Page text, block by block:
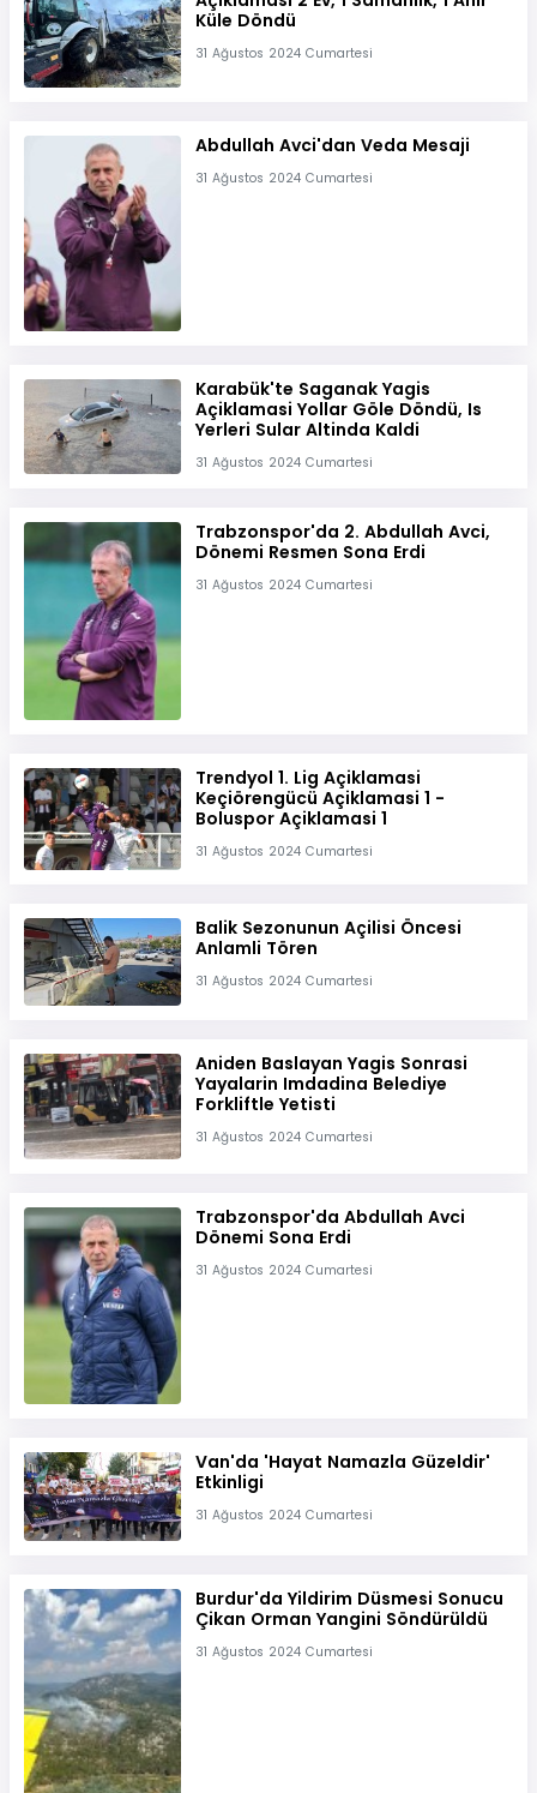
Küle Döndü
31 Ağustos 2024 Cumartesi
Abdullah Avci'dan Veda Mesaji
31 Ağustos 2024 Cumartesi
Karabük'te Saganak Yagis
Açiklamasi Yollar Göle Döndü, Is
Yerleri Sular Altinda Kaldi
31 Ağustos 2024 Cumartesi
Trabzonspor'da 2. Abdullah Avci,
Dönemi Resmen Sona Erdi
31 Ağustos 2024 Cumartesi
Trendyol 1. Lig Açiklamasi
Keçiörengücü Açiklamasi 1 -
Boluspor Açiklamasi 1
31 Ağustos 2024 Cumartesi
Balik Sezonunun Açilisi Öncesi
Anlamli Tören
31 Ağustos 2024 Cumartesi
Aniden Baslayan Yagis Sonrasi
Yayalarin Imdadina Belediye
Forkliftle Yetisti
31 Ağustos 2024 Cumartesi
Trabzonspor'da Abdullah Avci
Dönemi Sona Erdi
31 Ağustos 2024 Cumartesi
Van'da 'Hayat Namazla Güzeldir'
Etkinligi
31 Ağustos 2024 Cumartesi
Burdur'da Yildirim Düsmesi Sonucu
Çikan Orman Yangini Söndürüldü
31 Ağustos 2024 Cumartesi